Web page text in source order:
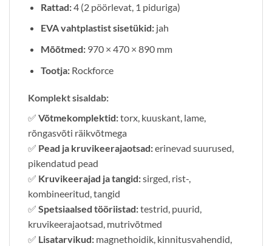
Rattad:4 (2 pöörlevat, 1 piduriga)
EVA vahtplastist sisetükid:jah
Mõõtmed:970 × 470 × 890 mm
Tootja:Rockforce
Komplekt sisaldab:
✅ Võtmekomplektid:torx, kuuskant, lame,
rõngasvõti räikvõtmega
✅ Pead ja kruvikeerajaotsad:erinevad suurused,
pikendatud pead
✅ Kruvikeerajad ja tangid:sirged, rist-,
kombineeritud, tangid
✅ Spetsiaalsed tööriistad:testrid, puurid,
kruvikeerajaotsad, mutrivõtmed
✅ Lisatarvikud: magnethoidik, kinnitusvahendid,